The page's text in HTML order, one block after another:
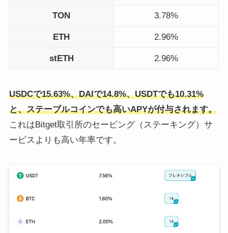
TON 3.78%
ETH 2.96%
stETH 2.96%
USDCで15.63%、DAIで14.8%、USDTでも10.31%
と、ステーブルコインでも高いAPYが付与されます。
これはBitget取引所のセービング（ステーキング）サ
ービスよりも高い年率です。